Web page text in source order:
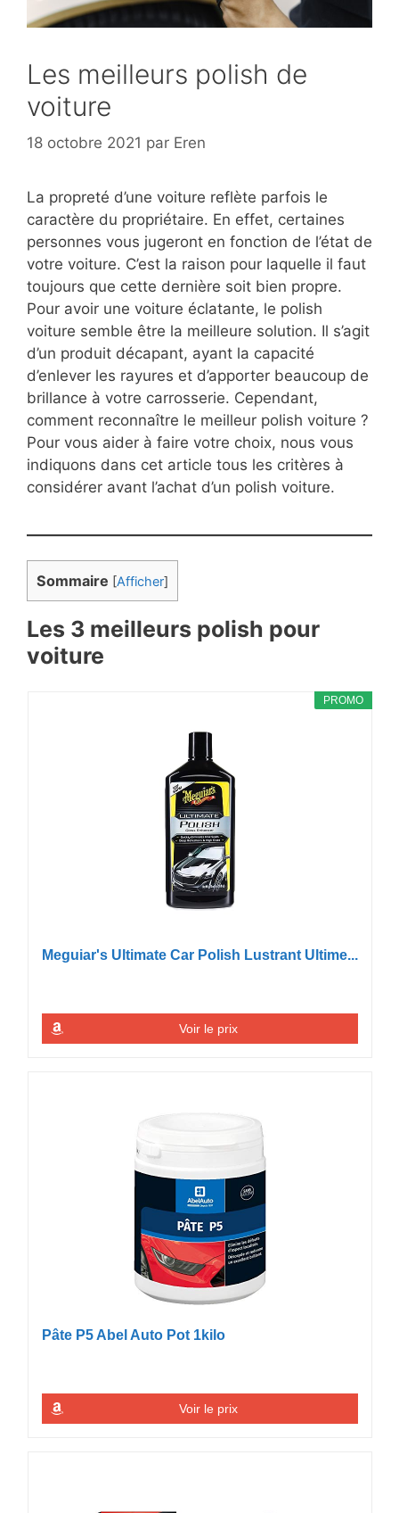
Les meilleurs polish de
voiture
18 octobre 2021 par Eren
La propreté d’une voiture reflète parfois le
caractère du propriétaire. En effet, certaines
personnes vous jugeront en fonction de l’état de
votre voiture. C’est la raison pour laquelle il faut
toujours que cette dernière soit bien propre.
Pour avoir une voiture éclatante, le polish
voiture semble être la meilleure solution. Il s’agit
d’un produit décapant, ayant la capacité
d’enlever les rayures et d’apporter beaucoup de
brillance à votre carrosserie. Cependant,
comment reconnaître le meilleur polish voiture ?
Pour vous aider à faire votre choix, nous vous
indiquons dans cet article tous les critères à
considérer avant l’achat d’un polish voiture.
Sommaire [Afficher]
Les 3 meilleurs polish pour
voiture
PROMO
Meguiar's Ultimate Car Polish Lustrant Ultime...
Voir le prix
Pâte P5 Abel Auto Pot 1kilo
Voir le prix